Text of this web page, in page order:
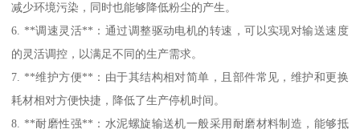
减少环境污染，同时也能够降低粉尘的产生。
6. **调速灵活**：通过调整驱动电机的转速，可以实现对输送速度
的灵活调控，以满足不同的生产需求。
7. **维护方便**：由于其结构相对简单，且部件常见，维护和更换
耗材相对方便快捷，降低了生产停机时间。
8. **耐磨性强**：水泥螺旋输送机一般采用耐磨材料制造，能够抵